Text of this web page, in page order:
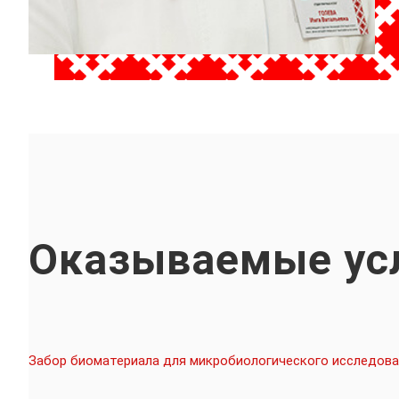
Оказываемые
Забор биоматериала для микробиологического